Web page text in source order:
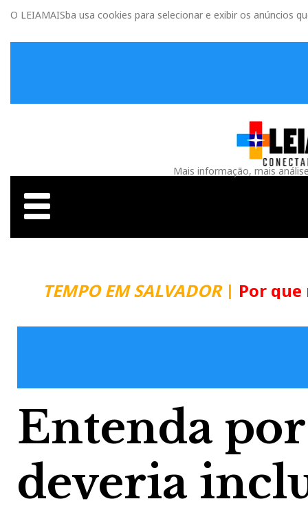
O LEIAMAISba usa cookies para selecionar e exibir os anúncios
Mais informação, mais
TEMPO EM SALVADOR|Por que
Entenda
deveria